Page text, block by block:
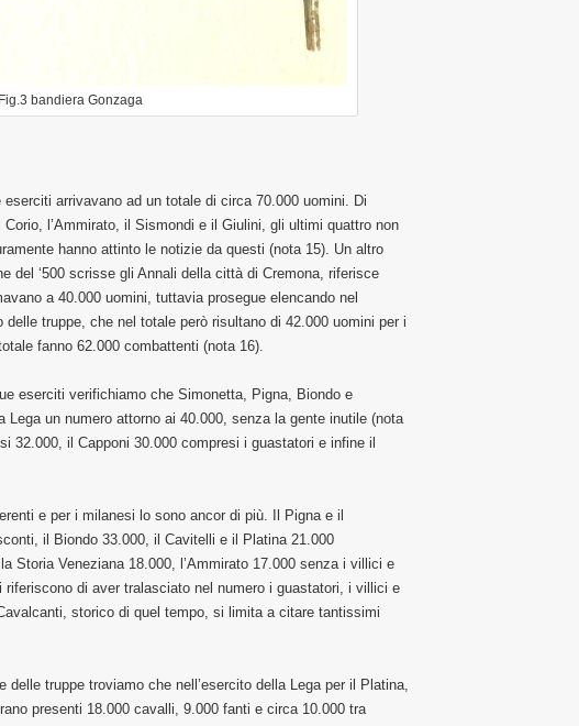
bandiera Gonzaga
arrivavano ad un totale di circa 70.000 uomini. Di
l’Ammirato, il Sismondi e il Giulini, gli ultimi quattro non
hanno attinto le notizie da questi (nota 15). Un altro
del ‘500 scrisse gli Annali della città di Cremona, riferisce
a 40.000 uomini, tuttavia prosegue elencando nel
truppe, che nel totale però risultano di 42.000 uomini per i
fanno 62.000 combattenti (nota 16).
eserciti verifichiamo che Simonetta, Pigna, Biondo e
Lega un numero attorno ai 40.000, senza la gente inutile (nota
32.000, il Capponi 30.000 compresi i guastatori e infine il
e per i milanesi lo sono ancor di più. Il Pigna e il
il Biondo 33.000, il Cavitelli e il Platina 21.000
Storia Veneziana 18.000, l’Ammirato 17.000 senza i villici e
di aver tralasciato nel numero i guastatori, i villici e
storico di quel tempo, si limita a citare tantissimi
truppe troviamo che nell’esercito della Lega per il Platina,
presenti 18.000 cavalli, 9.000 fanti e circa 10.000 tra